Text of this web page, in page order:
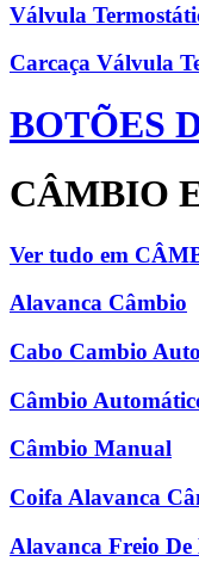
Válvula
Carcaça Válvula
BOTÕES
CÂMBIO
Ver tudo em
Alavanca Câmbio
Cabo Cambio
Câmbio
Câmbio Manual
Coifa Alavanca
Alavanca Freio De